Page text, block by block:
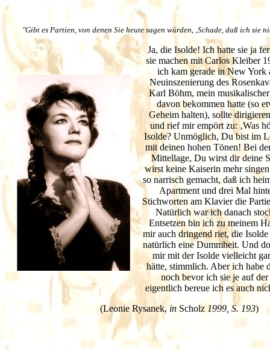
"Gibt es Partien, von denen Sie heute sagen würden, ‚Schade, daß ich sie
Ja, die Isolde! Ich hatte sie ja
sie machen mit Carlos Kleiber
ich kam gerade in New York
Neuinszenierung des
Karl Böhm, mein
davon bekommen hatte (so
Geheim halten), sollte
und rief mir empört zu: ‚Was
Isolde? Unmöglich, Du bist im
mit deinen hohen Tönen! Bei
Mittellage, Du wirst dir deine
wirst keine Kaiserin mehr
so narrisch gemacht, daß ich
Apartment und drei Mal
Stichworten am Klavier die
Natürlich war ich danach
Entsetzen bin ich zu meinem
mir auch dringend riet, die
natürlich eine Dummheit. Und
mir mit der Isolde vielleicht
hätte, stimmlich. Aber ich habe
noch bevor ich sie je auf
eigentlich bereue ich es auch
(Leonie Rysanek, in Scholz 1999, S. 193)